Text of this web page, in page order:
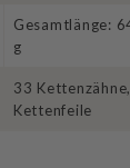
Gesamtlänge:
g
33
Kettenfeile